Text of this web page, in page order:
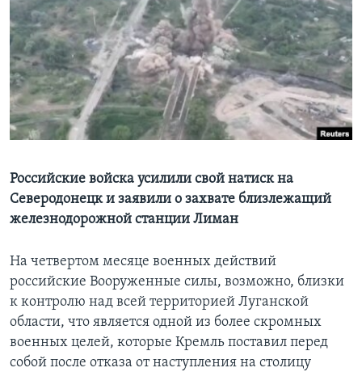
Learning English
СОЦИАЛЬНЫЕ СЕТИ
Российские войска усилили свой натиск на
Северодонецк и заявили о захвате близлежащий
железнодорожной станции Лиман
На четвертом месяце военных действий
российские Вооруженные силы, возможно, близки
к контролю над всей территорией Луганской
области, что является одной из более скромных
военных целей, которые Кремль поставил перед
собой после отказа от наступления на столицу